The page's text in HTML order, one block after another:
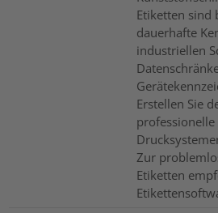
Etiketten sind
dauerhafte
industriellen
Erstellen Sie
Zur
Etiketten